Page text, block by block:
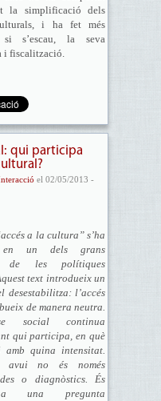
la simplificació dels
i ha fet més
si s’escau, la seva
i fiscalització.
qui participa
el 02/05/2013 -
a la cultura” s’ha
en un dels grans
de les polítiques
text introdueix un
desestabilitza: l’accés
de manera neutra.
social continua
qui participa, en què
quina intensitat.
avui no és només
o diagnòstics. És
una pregunta